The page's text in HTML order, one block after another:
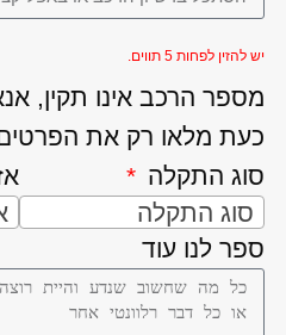
יש להזין לפחות 5 תווים.
מספר הרכב אינו תקין,
כעת מלאו רק את הפרטים
סוג התקלה
סוג התקלה
ספר לנו עוד